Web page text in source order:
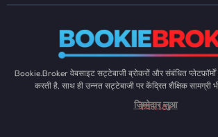
Bookie.Broker वेबसाइट सट्टेबाजी ब्रोकरों और संबंधित प्लेटफ़ॉर्मों
करती है, साथ ही उन्नत सट्टेबाजी पर केंद्रित शैक्षिक सामग्री
केवल 18+
जिम्मेदार जुआ